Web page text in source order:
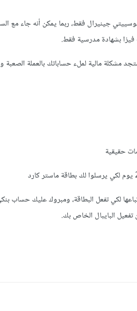
جينيرال فقط، ربما يمكن أنه جاء مع
بشهادة مدرسية فقط.
مشكلة مالية لملء حساباتك بالعملة الصعبة
حقيقية
لكي تفعل البطاقة، ومبروك عليك حساب
البايبال الخاص بك.